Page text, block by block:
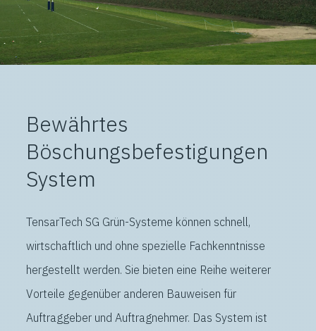
Bewährtes
Böschungsbefestigungen
System
TensarTech SG Grün-Systeme können schnell,
wirtschaftlich und ohne spezielle Fachkenntnisse
hergestellt werden. Sie bieten eine Reihe weiterer
Vorteile gegenüber anderen Bauweisen für
Auftraggeber und Auftragnehmer. Das System ist